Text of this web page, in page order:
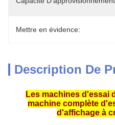
Mettre en évidence:
Description De
Les machines d'essai
machine complète
d'affichage à